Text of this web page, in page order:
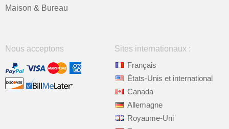
Maison & Bureau
Nous acceptons
Sites internationaux :
Français
États-Unis et international
Canada
Allemagne
Royaume-Uni